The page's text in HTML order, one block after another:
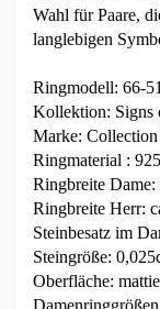
Wahl für Paare,
langlebigen
Ringmodell: 66-
Kollektion: Signs
Marke: Collection
Ringmaterial :
Ringbreite Dame:
Ringbreite Herr:
Steinbesatz im
Steingröße:
Oberfläche: